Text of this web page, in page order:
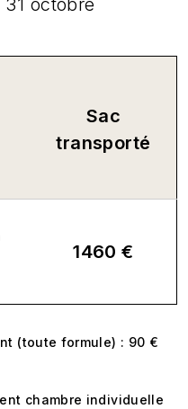
octobre
Sac
transporté
1460 €
(toute formule) : 90 €
chambre individuelle